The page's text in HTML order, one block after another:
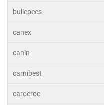
bullepees
canex
canin
carnibest
carocroc